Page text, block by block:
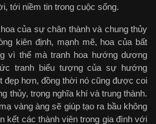
tới niềm tin trong cuộc sống.
của sự chân thành và chung thủy
kiên định, mạnh mẽ, hoa của bất
vì thế mà tranh hoa hướng dương
tranh biểu tượng của sự hướng
hơn, đồng thời nó cũng được coi
thủy, trọng nghĩa khí và trung thành.
vàng àng sẽ giúp tạo ra bầu không
kết các thành viên trong gia đình với